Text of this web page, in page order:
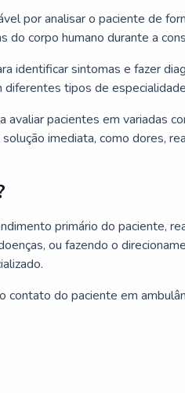
por analisar o paciente de
do corpo humano durante a
identificar sintomas e fazer
tipos de
pacientes em variadas
imediata, como dores,
primário do paciente,
ou fazendo o
contato do paciente em